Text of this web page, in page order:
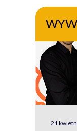
21